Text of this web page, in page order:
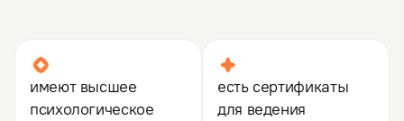
имеют высшее
психологическое
есть сертификаты
для ведения